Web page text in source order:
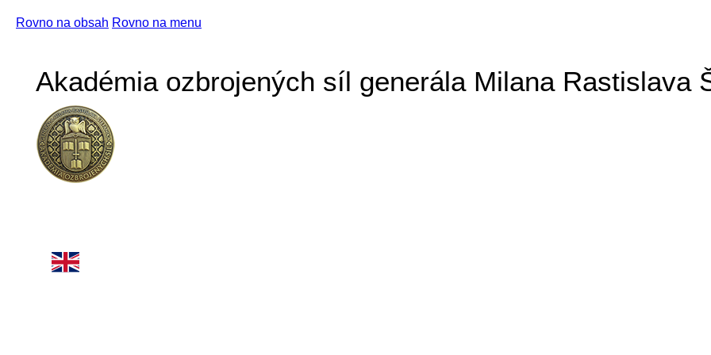
Rovno na obsah Rovno na menu
Akadémia ozbrojených síl generála Milana Rastislava